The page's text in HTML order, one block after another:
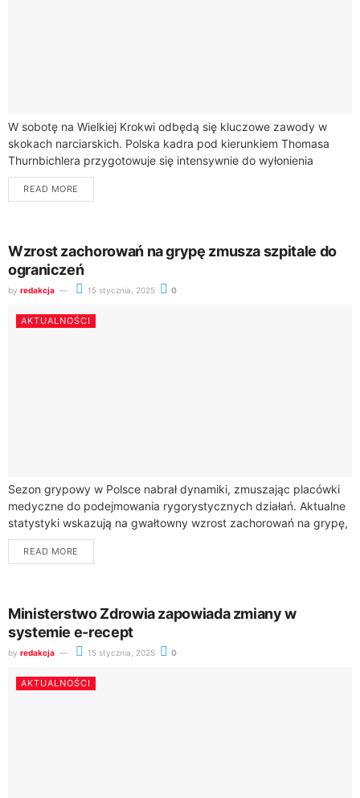
W sobotę na Wielkiej Krokwi odbędą się kluczowe zawody w
skokach narciarskich. Polska kadra pod kierunkiem Thomasa
Thurnbichlera przygotowuje się intensywnie do wyłonienia
mistrzów kraju w zimowych warunkach.Zawody w Zakopanem...
READ MORE
Wzrost zachorowań na grypę zmusza szpitale do
ograniczeń
by redakcja 15 stycznia, 2025 0
AKTUALNOŚCI
Sezon grypowy w Polsce nabrał dynamiki, zmuszając placówki
medyczne do podejmowania rygorystycznych działań. Aktualne
statystyki wskazują na gwałtowny wzrost zachorowań na grypę,
który stanowi poważne wyzwanie dla zdrowia
publicznego.Choroby sezonowe,...
READ MORE
Ministerstwo Zdrowia zapowiada zmiany w
systemie e-recept
by redakcja 15 stycznia, 2025 0
AKTUALNOŚCI